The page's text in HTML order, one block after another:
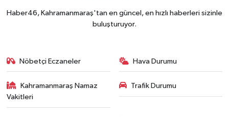
Haber46, Kahramanmaraş'tan en güncel, en hızlı haberleri sizinle
buluşturuyor.
Nöbetçi Eczaneler Hava Durumu
Kahramanmaraş Namaz
Vakitleri
Trafik Durumu